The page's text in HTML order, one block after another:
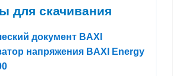
для скачивания
документ BAXI
напряжения BAXI Energy